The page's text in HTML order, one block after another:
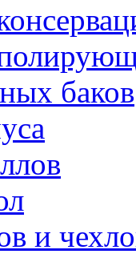
баков
и